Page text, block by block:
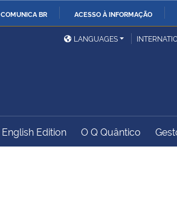
COMUNICA BR ACESSO À INFORMAÇÃO
Ministério das Relações
Exteriores
Controladoria-Geral da
LANGUAGES
English Edition O Q Quântico